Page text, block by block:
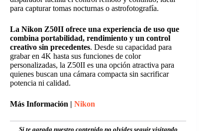
para capturar tomas nocturnas o astrofotografía.
La Nikon Z50II ofrece una experiencia de uso que
combina portabilidad, rendimiento y un control
creativo sin precedentes. Desde su capacidad para
grabar en 4K hasta sus funciones de color
personalizadas, la Z50II es una opción atractiva para
quienes buscan una cámara compacta sin sacrificar
potencia ni calidad.
Más Información | Nikon
Si te agrada nuestro contenido no olvides seguir visitando